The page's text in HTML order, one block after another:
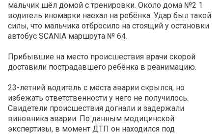
мальчик шёл домой с тренировки. Около дома №2 1
водитель иномарки наехал на ребёнка. Удар был такой
силы, что мальчика отбросило на стоящий у остановки
автобус SCANIA маршрута № 64.
Прибывшие на место происшествия врачи скорой
доставили пострадавшего ребёнка в реанимацию.
23-летний водитель с места аварии скрылся, но
избежать ответственности у него не получилось.
Свидетели происшествия догнали и задержали
виновника аварии. По данным медицинской
экспертизы, в момент ДТП он находился под